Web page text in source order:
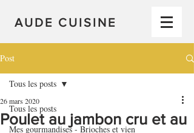
AUDE CUISINE
Post
Tous les posts
Mes gourmandises - Brioches et vien
Tous les posts
Poulet au jambon cru et au
26 mars 2020